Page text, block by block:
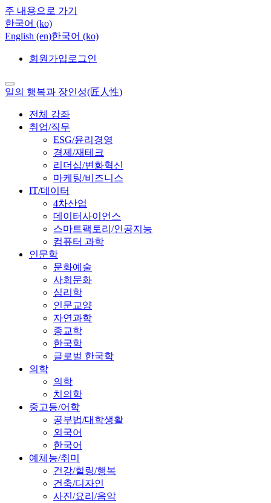
주 내용으로 가기
한국어 ‎(ko)‎
English ‎(en)‎한국어 ‎(ko)‎
회원가입 로그인
일의 행복과 장인성(匠人性)
전체 강좌
취업/직무
ESG/윤리경영
경제/재테크
리더십/변화혁신
마케팅/비즈니스
IT/데이터
4차산업
데이터사이언스
스마트팩토리/인공지능
컴퓨터 과학
인문학
문화예술
사회문화
심리학
인문교양
자연과학
종교학
한국학
글로벌 한국학
의학
의학
치의학
중고등/어학
공부법/대학생활
외국어
한국어
예체능/취미
건강/힐링/행복
건축/디자인
사진/요리/음악